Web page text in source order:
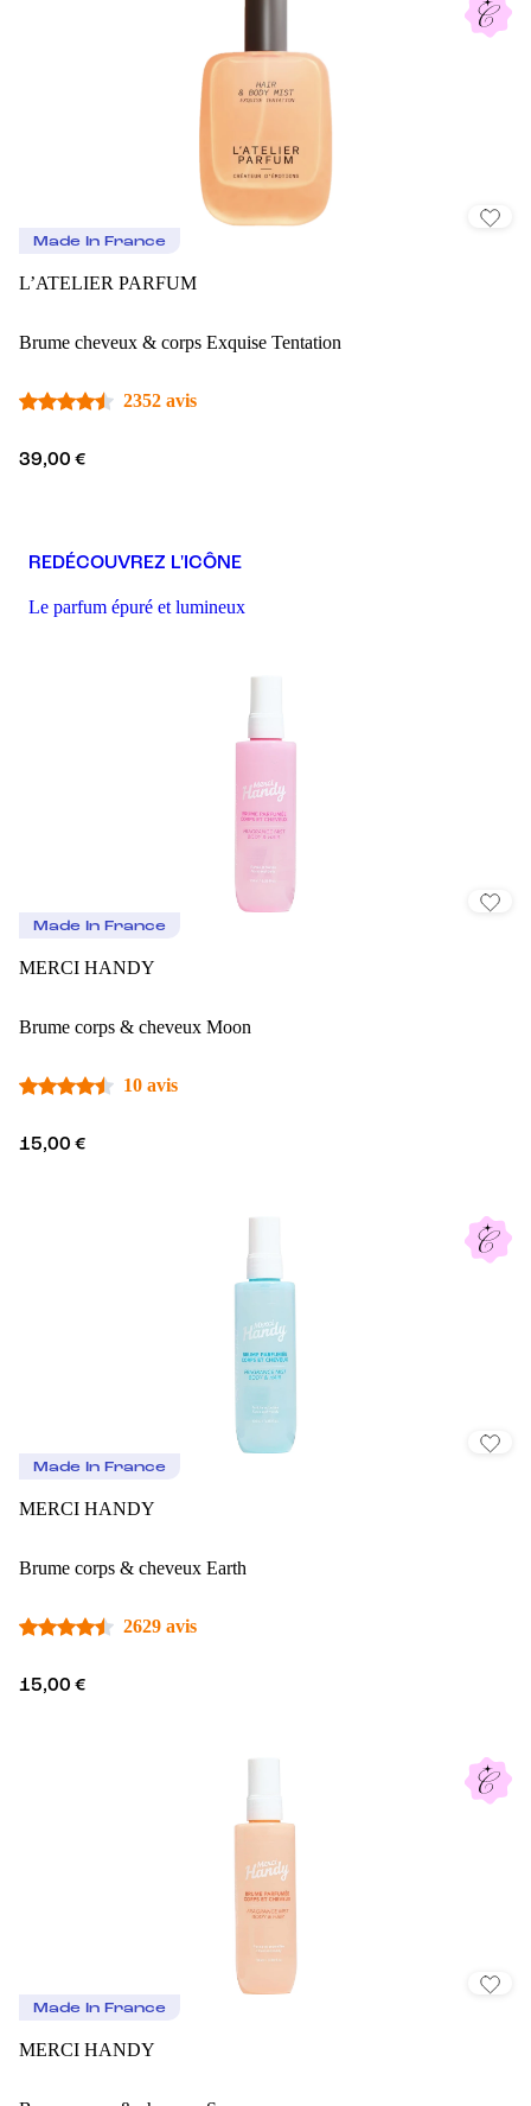
Made In France
L’ATELIER PARFUM
Brume cheveux & corps Exquise Tentation
2352 avis
39,00 €
REDÉCOUVREZ L'ICÔNE
Le parfum épuré et lumineux
Made In France
MERCI HANDY
Brume corps & cheveux Moon
10 avis
15,00 €
Made In France
MERCI HANDY
Brume corps & cheveux Earth
2629 avis
15,00 €
Made In France
MERCI HANDY